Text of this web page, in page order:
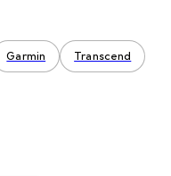
Garmin Transcend